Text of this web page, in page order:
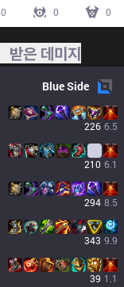
0
0 0
받은 데미지
BlueSide
226 6.5
210 6.1
294 8.5
343 9.9
39 1.1